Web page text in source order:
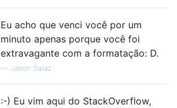
Eu acho que venci você por um
minuto apenas porque você foi
extravagante com a formatação: D.
— Jason Salaz
:-) Eu vim aqui do StackOverflow,